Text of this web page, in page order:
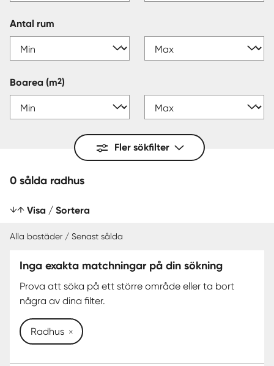
Antal rum
Boarea (m2)
Fler sökfilter
0 sålda radhus
Visa / Sortera
SENAST SÅLDA
Alla bostäder / Senast sålda
Inga exakta matchningar på din sökning
Prova att söka på ett större område eller ta bort
några av dina filter.
Radhus